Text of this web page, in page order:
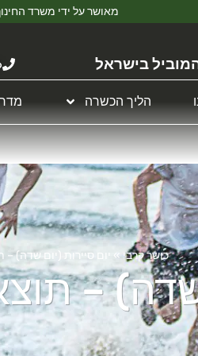
מאושר על ידי משרד
בישראל
הליך הכשרה
כושר קרבי» יום סיירות (יום שדה) –
–